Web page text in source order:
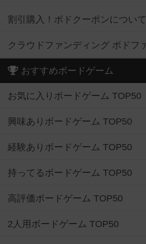
割引購入！ボドクーポンについて
クラウドファンディング ボドフ
おすすめボードゲーム
お気に入りボードゲーム TOP50
興味ありボードゲーム TOP50
経験ありボードゲーム TOP50
持ってるボードゲーム TOP50
高評価ボードゲーム TOP50
2人用ボードゲーム TOP50